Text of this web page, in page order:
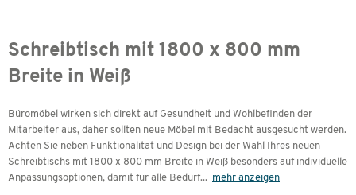
Schreibtisch mit 1800 x 800 mm
Breite in Weiß
Büromöbel wirken sich direkt auf Gesundheit und Wohlbefinden der
Mitarbeiter aus, daher sollten neue Möbel mit Bedacht ausgesucht werden.
Achten Sie neben Funktionalität und Design bei der Wahl Ihres neuen
Schreibtischs mit 1800 x 800 mm Breite in Weiß besonders auf individuelle
Anpassungsoptionen, damit für alle Bedürf... mehr anzeigen